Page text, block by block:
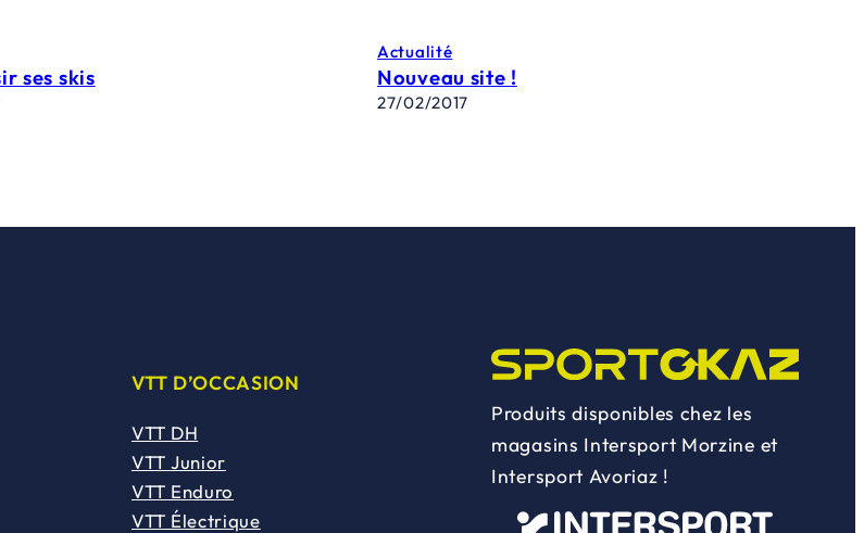
ses skis
Actualité
Nouveau site !
27/02/2017
VTT D’OCCASION
VTT DH
VTT Junior
VTT Enduro
VTT Électrique
Produits disponibles chez les
magasins Intersport Morzine et
Intersport Avoriaz !